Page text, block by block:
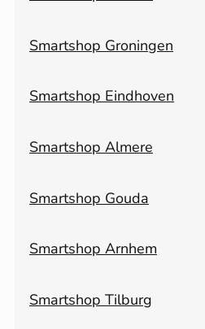
Smartshop Groningen
Smartshop Eindhoven
Smartshop Almere
Smartshop Gouda
Smartshop Arnhem
Smartshop Tilburg